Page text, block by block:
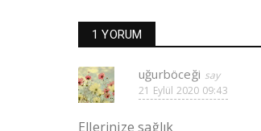
1 YORUM
uğurböceği
21 Eylül 2020 09:43
Ellerinize sağlık